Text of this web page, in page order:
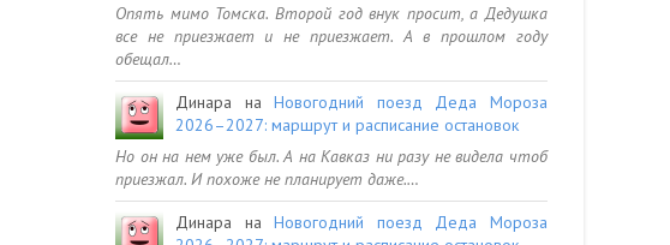
Опять мимо Томска. Второй год внук просит, а Дедушка
все не приезжает и не приезжает. А в прошлом году
обещал…
Динара наНовогодний поезд Деда Мороза
2026–2027: маршрут и расписание остановок
Но он на нем уже был. А на Кавказ ни разу не видела чтоб
приезжал. И похоже не планирует даже.…
Динара наНовогодний поезд Деда Мороза